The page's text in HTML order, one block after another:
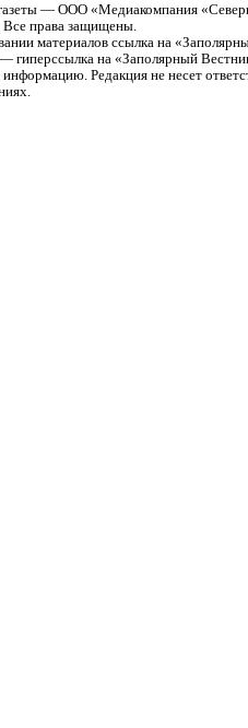
— ООО «Медиакомпания
права защищены.
материалов ссылка на
гиперссылка на «Заполярный
Редакция не несет